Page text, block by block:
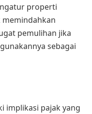
properti
pemulihan jika
sebagai
implikasi pajak yang